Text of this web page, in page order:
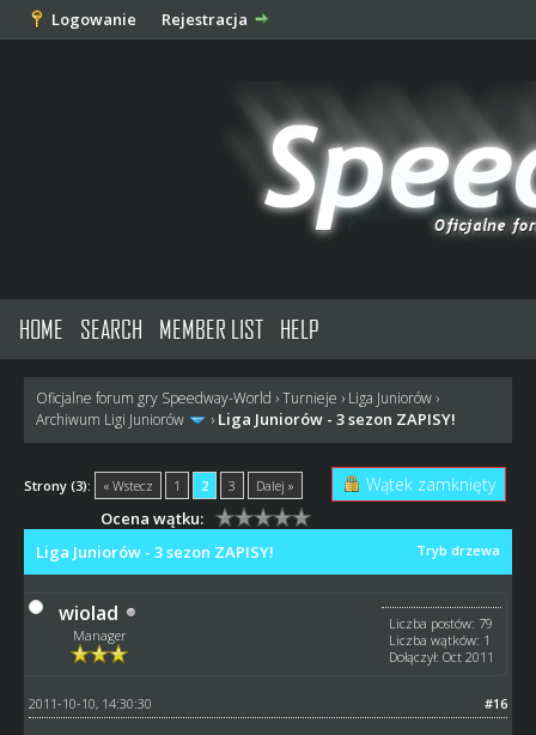
Logowanie Rejestracja
HOME SEARCH MEMBER LIST HELP
Oficjalne forum gry Speedway-World ›Turnieje › Liga Juniorów›
Archiwum Ligi Juniorów
› Liga Juniorów - 3 sezon ZAPISY!
Strony (3): « Wstecz 1 2 3 Dalej » Wątek zamknięty
Ocena wątku:
Tryb drzewa
Liga Juniorów - 3 sezon ZAPISY!
wiolad
Manager
Liczba postów: 79
Liczba wątków: 1
Dołączył: Oct 2011
#16
2011-10-10, 14:30:30